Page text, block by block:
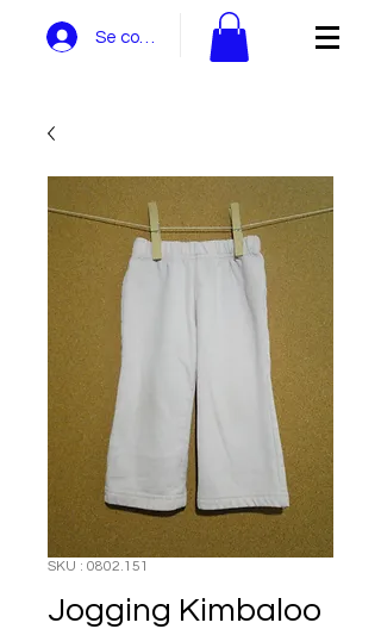
Se connecter
SKU : 0802.151
Jogging Kimbaloo